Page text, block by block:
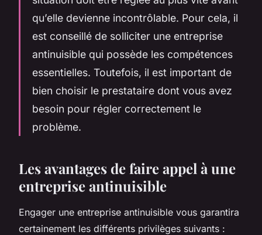
qu’elle devienne incontrôlable. Pour cela, il
est conseillé de solliciter une entreprise
antinuisible qui possède les compétences
essentielles. Toutefois, il est important de
bien choisir le prestataire dont vous avez
besoin pour régler correctement le
problème.
Les avantages de faire appel à une
entreprise antinuisible
Engager une entreprise antinuisible vous garantira
certainement les différents privilèges suivants :